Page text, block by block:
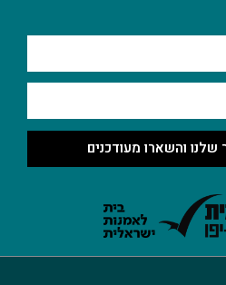
שלנו והשארו מעודכנים